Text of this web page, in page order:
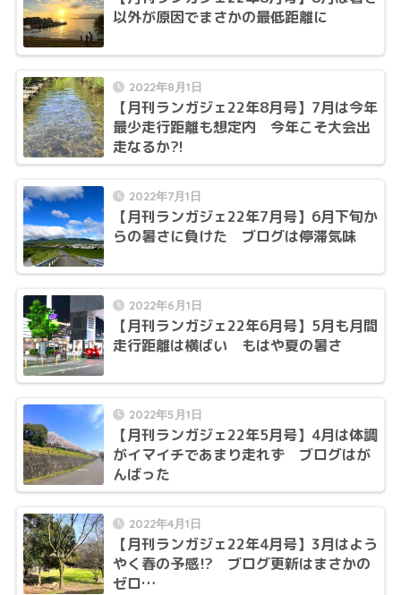
以外が原因でまさかの最低距離に
2022年8月1日
【月刊ランガジェ22年8月号】7月は今年
最少走行距離も想定内 今年こそ大会出
走なるか?!
2022年7月1日
【月刊ランガジェ22年7月号】6月下旬か
らの暑さに負けた ブログは停滞気味
2022年6月1日
【月刊ランガジェ22年6月号】5月も月間
走行距離は横ばい もはや夏の暑さ
2022年5月1日
【月刊ランガジェ22年5月号】4月は体調
がイマイチであまり走れず ブログはが
んばった
2022年4月1日
【月刊ランガジェ22年4月号】3月はよう
やく春の予感⁉ ブログ更新はまさかの
ゼロ…